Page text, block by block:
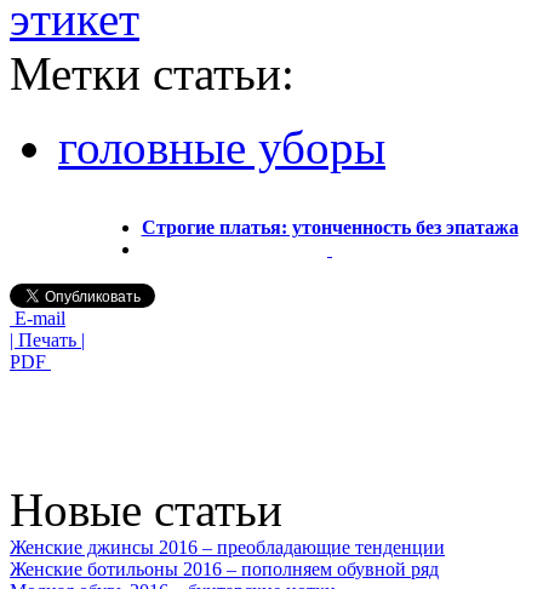
этикет
Метки статьи:
головные уборы
Строгие платья: утонченность без эпатажа
E-mail
| Печать |
PDF
Новые статьи
Женские джинсы 2016 – преобладающие тенденции
Женские ботильоны 2016 – пополняем обувной ряд